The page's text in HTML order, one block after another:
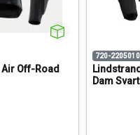
Off-Road
720-
Dam